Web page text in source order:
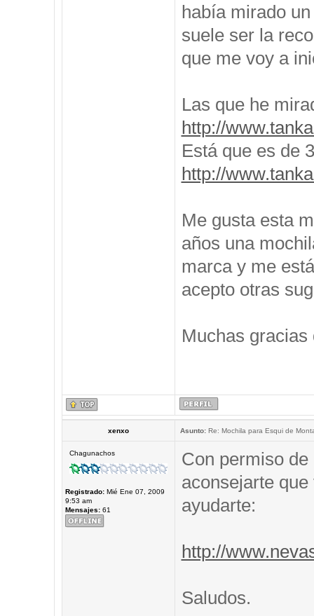
había mirado
suele ser la
que me voy a
Las que he
http://
Está que es de
http://
Me gusta esta
años una
marca y me
acepto otras
Muchas
xenxo Asunto:Re: Mochila para Esqui de
Chagunachos
Registrado:Mié Ene 07, 2009
9:53 am
Mensajes:61
Con permiso
aconsejarte
ayudarte:
http://
Saludos.